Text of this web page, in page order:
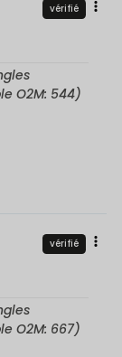
vérifié
O2M: 544)
vérifié
O2M: 667)